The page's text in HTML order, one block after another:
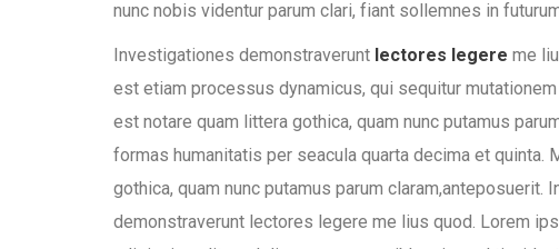
nunc nobis videntur parum clari, fiant sollemnes in
Investigationes demonstraverunt lectores legere me
est etiam processus dynamicus, qui sequitur
est notare quam littera gothica, quam nunc putamus
formas humanitatis per seacula quarta decima et quinta.
gothica, quam nunc putamus parum claram,anteposuerit.
demonstraverunt lectores legere me lius quod. Lorem